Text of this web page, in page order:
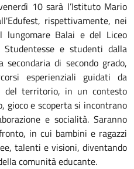
10 sarà l’Istituto Mario
rispettivamente, nei
lungomare Balai e del Liceo
e studenti dalla
secondaria di secondo grado,
esperienziali guidati da
del territorio, in un contesto
gioco e scoperta si incontrano
e socialità. Saranno
in cui bambini e ragazzi
talenti e visioni, diventando
comunità educante.